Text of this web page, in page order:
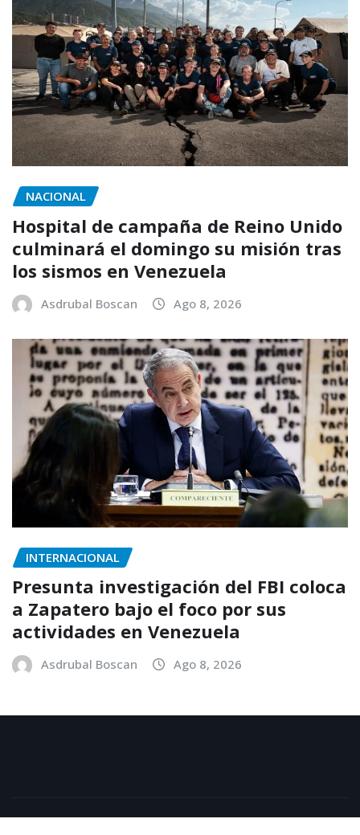
NACIONAL
Hospital de campaña de Reino Unido
culminará el domingo su misión tras
los sismos en Venezuela
Asdrubal Boscan Ago 8, 2026
INTERNACIONAL
Presunta investigación del FBI coloca
a Zapatero bajo el foco por sus
actividades en Venezuela
Asdrubal Boscan Ago 8, 2026